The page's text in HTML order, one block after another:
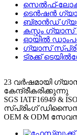
സെൽഫ്-
ടെൻഷൻ
ബ്രാൻഡ്
കസ്റ്റം
ഓയിൽ
ഗ്യാസ്
ട്രക്ക്
23 വർഷമായി
കേന്ദ്രീകരിക്കുന്നു
SGS IATF16949
സ്പ്രിംഗ്
OEM & ODM